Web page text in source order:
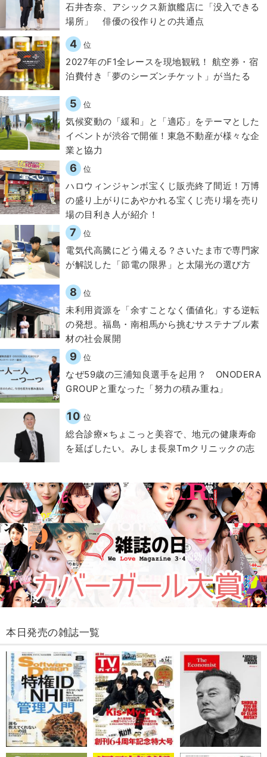
石井杏奈、アシックス新旗艦店に「没入できる
場所」 俳優の役作りとの共通点
4 位
2027年のF1全レースを現地観戦！ 航空券・宿
泊費付き「夢のシーズンチケット」が当たる
5 位
気候変動の「緩和」と「適応」をテーマとした
イベントが渋谷で開催！東急不動産が様々な企
業と協力
6 位
ハロウィンジャンボ宝くじ販売終了間近！万博
の盛り上がりにあやかれる宝くじ売り場を売り
場の目利き人が紹介！
7 位
電気代高騰にどう備える？さいたま市で専門家
が解説した「節電の限界」と太陽光の選び方
8 位
​​未利用資源を「余すことなく価値化」する逆転
の発想。福島・南相馬から挑むサステナブル素
材の社会展開​
9 位
なぜ59歳の三浦知良選手を起用？ ONODERA
GROUPと重なった「努力の積み重ね」
10 位
総合診療×ちょこっと美容で、地元の健康寿命
を延ばしたい。みしま長泉Tmクリニックの志
本日発売の雑誌一覧